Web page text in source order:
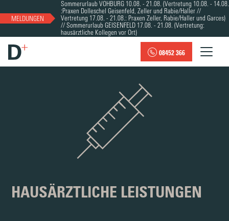
MELDUNGEN
Sommerurlaub VOHBURG 10.08. - 21.08. (Vertretung 10.08. - 14.08.
:Praxen Dolleschel Geisenfeld, Zeller und Rabie/Haller //
Vertretung 17.08. - 21.08.: Praxen Zeller, Rabie/Haller und Garces)
// Sommerurlaub GEISENFELD 17.08. - 21.08. (Vertretung:
hausärztliche Kollegen vor Ort)
08452 366
HAUSÄRZTLICHE LEISTUNGEN